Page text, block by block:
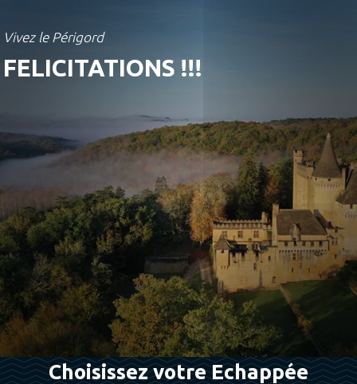
Vivez le Périgord
FELICITATIONS !!!
Choisissez votre Echappée